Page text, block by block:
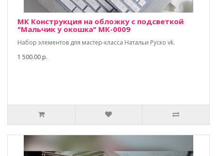
МК Конструкция на обложку с подсветкой
"Мальчик у окошка" МК-0009
Набор элементов для мастер-класса Натальи Руско vk.
1 500.00 р.